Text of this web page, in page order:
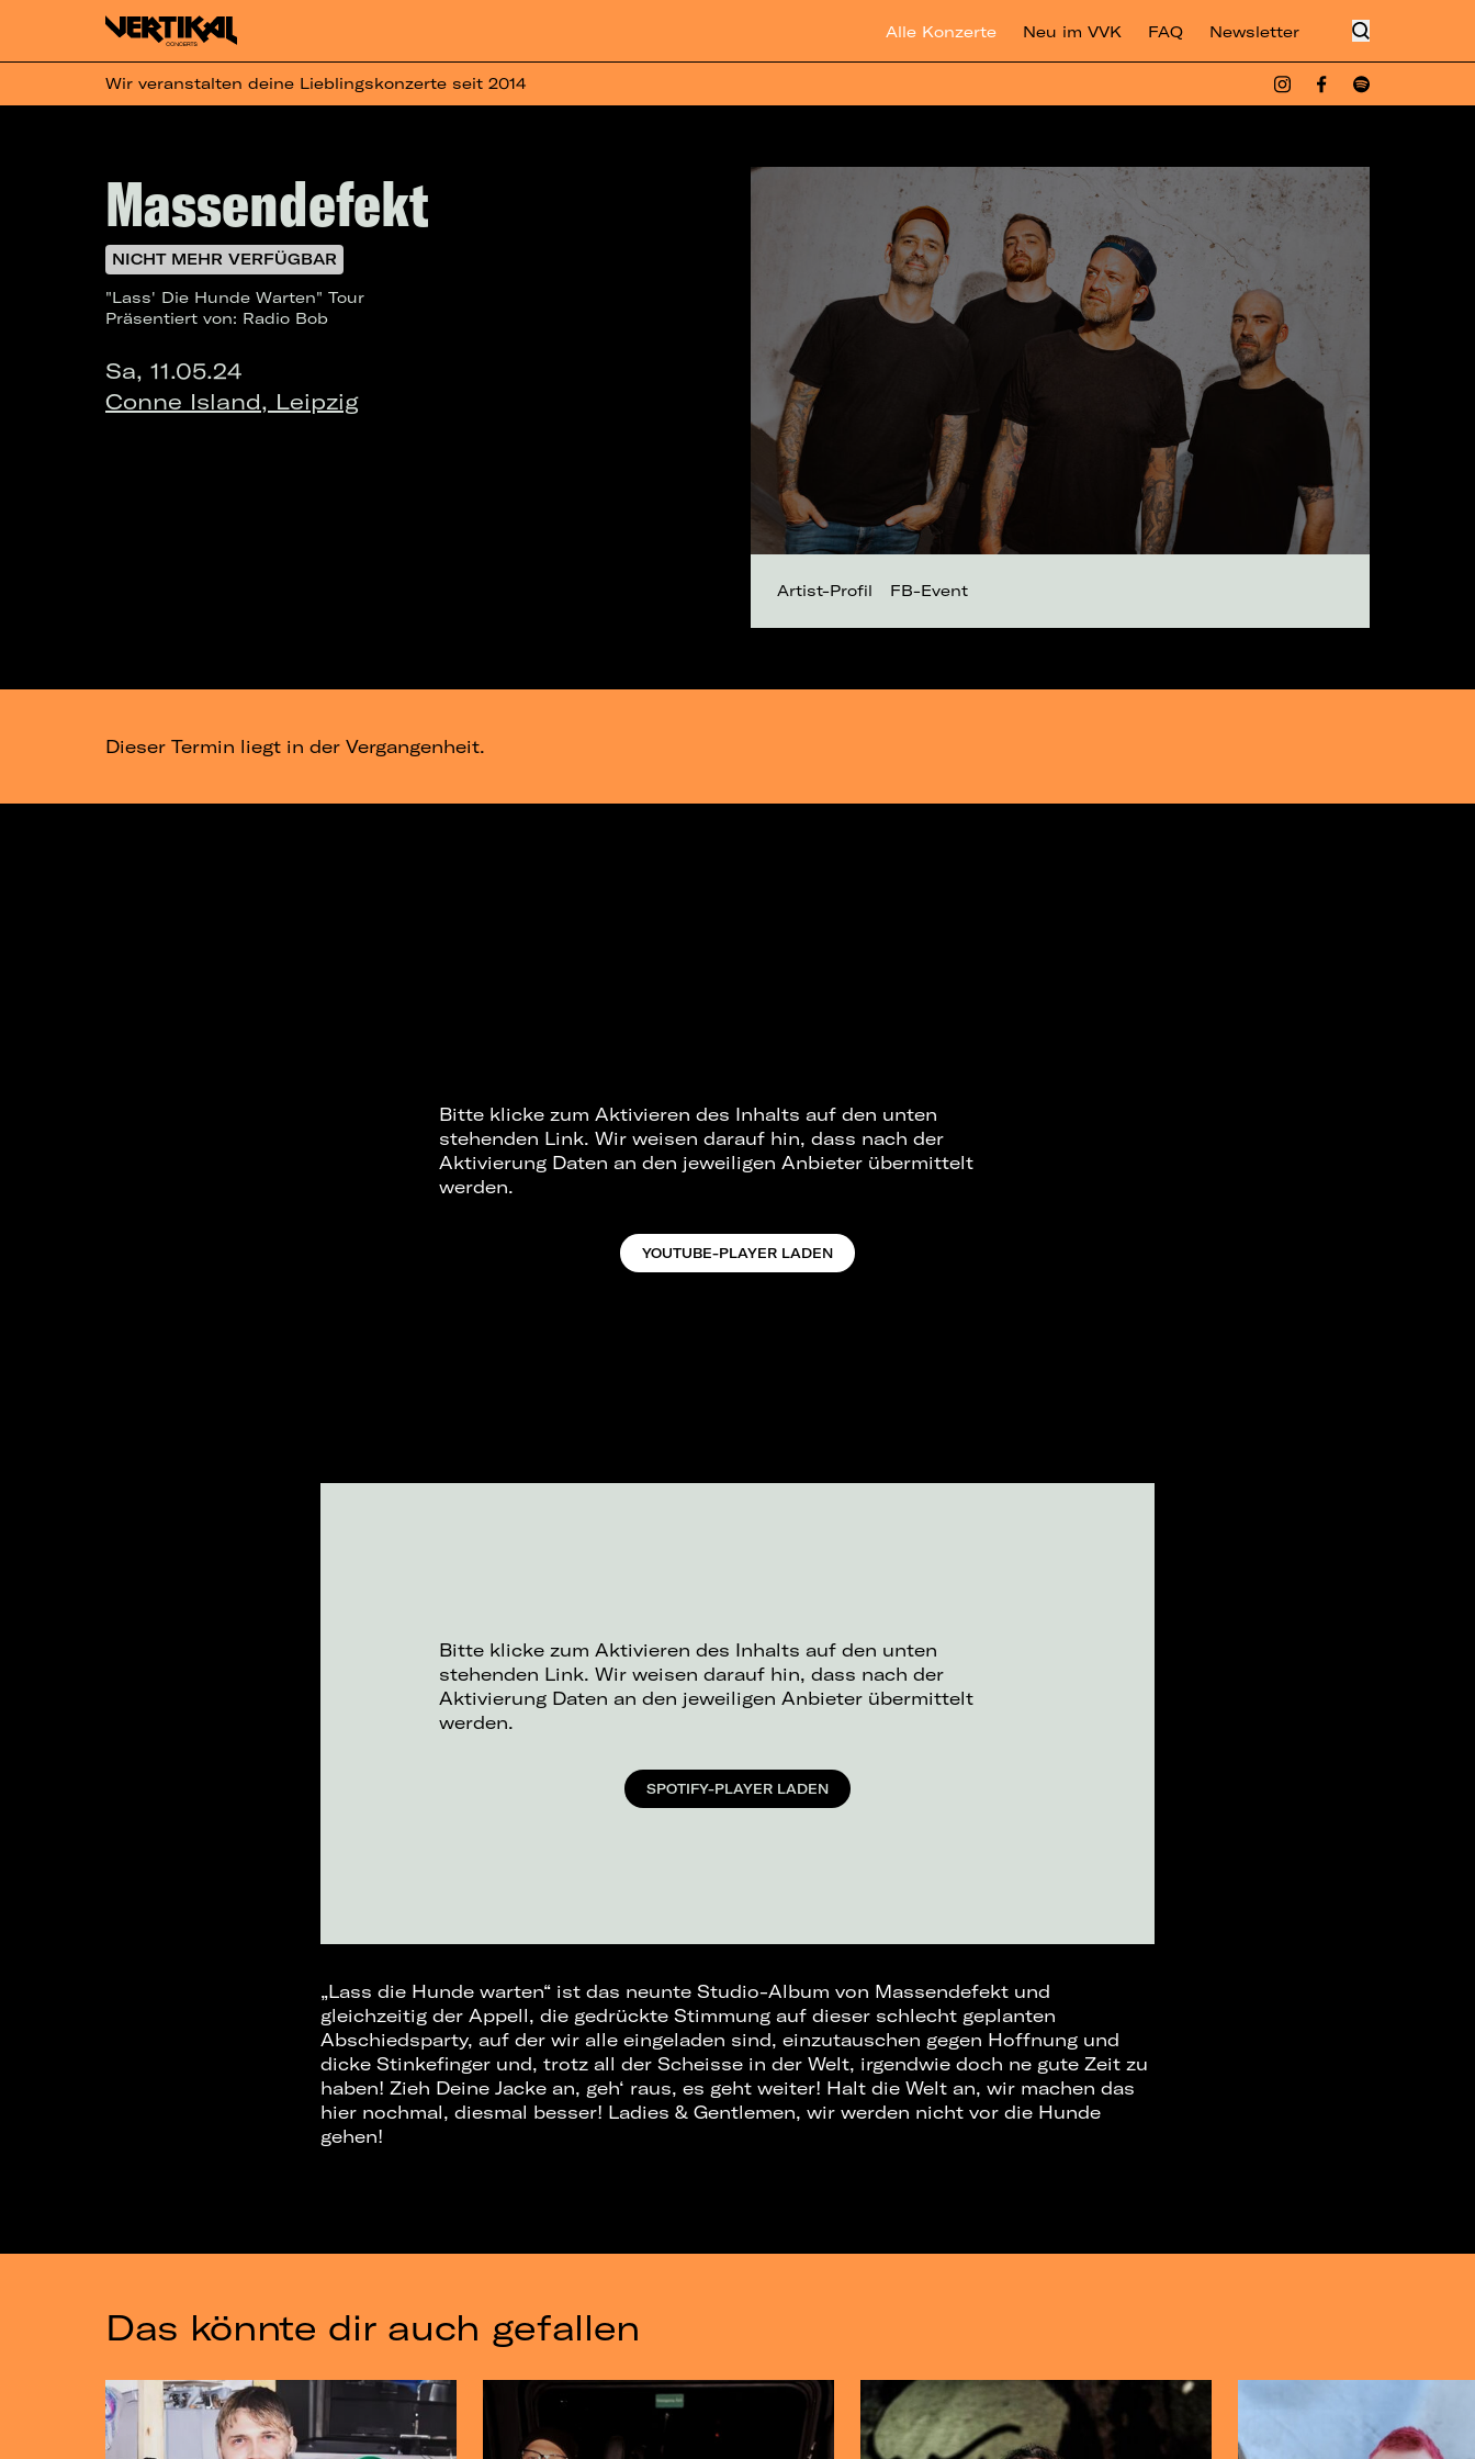
Alle Konzerte Neu im VVK FAQ Newsletter
Wir veranstalten deine Lieblingskonzerte seit 2014
Massendefekt
NICHT MEHR VERFÜGBAR
"Lass' Die Hunde Warten" Tour
Präsentiert von: Radio Bob
Sa, 11.05.24
Conne Island, Leipzig
Artist-Profil FB-Event
Dieser Termin liegt in der Vergangenheit.
Bitte klicke zum Aktivieren des Inhalts auf den unten
stehenden Link. Wir weisen darauf hin, dass nach der
Aktivierung Daten an den jeweiligen Anbieter übermittelt
werden.
YOUTUBE-PLAYER LADEN
Bitte klicke zum Aktivieren des Inhalts auf den unten
stehenden Link. Wir weisen darauf hin, dass nach der
Aktivierung Daten an den jeweiligen Anbieter übermittelt
werden.
SPOTIFY-PLAYER LADEN
„Lass die Hunde warten“ ist das neunte Studio-Album von Massendefekt und
gleichzeitig der Appell, die gedrückte Stimmung auf dieser schlecht geplanten
Abschiedsparty, auf der wir alle eingeladen sind, einzutauschen gegen Hoffnung und
dicke Stinkefinger und, trotz all der Scheisse in der Welt, irgendwie doch ne gute Zeit zu
haben! Zieh Deine Jacke an, geh‘ raus, es geht weiter! Halt die Welt an, wir machen das
hier nochmal, diesmal besser! Ladies & Gentlemen, wir werden nicht vor die Hunde
gehen!
Das könnte dir auch gefallen